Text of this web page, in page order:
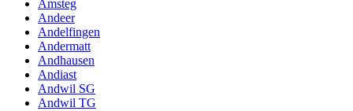
Amsteg
Andeer
Andelfingen
Andermatt
Andhausen
Andiast
Andwil SG
Andwil TG